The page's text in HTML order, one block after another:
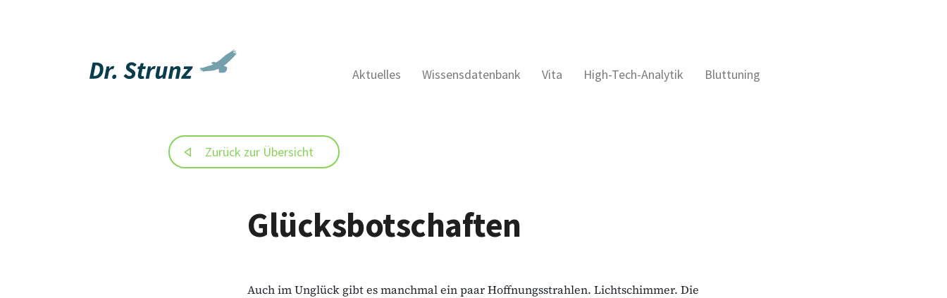
Aktuelles Wissensdatenbank Vita High-Tech-Analytik Bluttuning
Zurück zur Übersicht
Glücksbotschaften
Auch im Unglück gibt es manchmal ein paar Hoffnungsstrahlen. Lichtschimmer. Die